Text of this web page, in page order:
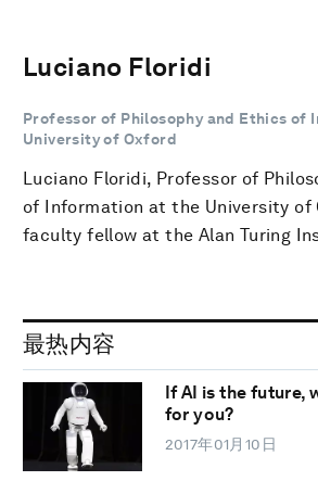
Luciano Floridi
Professor of Philosophy and Ethics of
University of Oxford
Luciano Floridi, Professor of
of Information at the University of
faculty fellow at the Alan Turing
最热内容
If AI is the future,
for you?
2017年01月10日